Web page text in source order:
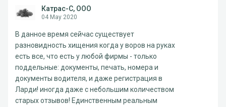
Катрас-С, ООО
04 May 2020
В данное время сейчас существует
разновидность хищения когда у воров на руках
есть все, что есть у любой фирмы - только
поддельные: документы, печать, номера и
документы водителя, и даже регистрация в
Ларди! иногда даже с небольшим количеством
старых отзывов! Единственным реальным